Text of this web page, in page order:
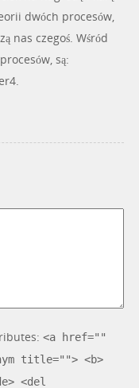
dwóch procesów,
nas czegoś. Wśród
są:
<a href=""
title=""> <b>
<del